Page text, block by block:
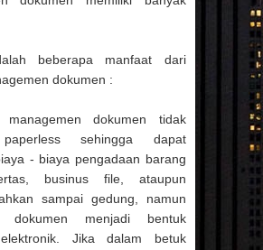
beberapa manfaat dari
dokumen :
dokumen tidak
sehingga dapat
- biaya pengadaan barang
businus file, ataupun
sampai gedung, namun
dokumen menjadi bentuk
Jika dalam betuk